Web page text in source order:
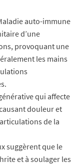
auto-immune
d’une
provoquant une
les mains
qui affecte
douleur et
de la
suggèrent que le
et à soulager les